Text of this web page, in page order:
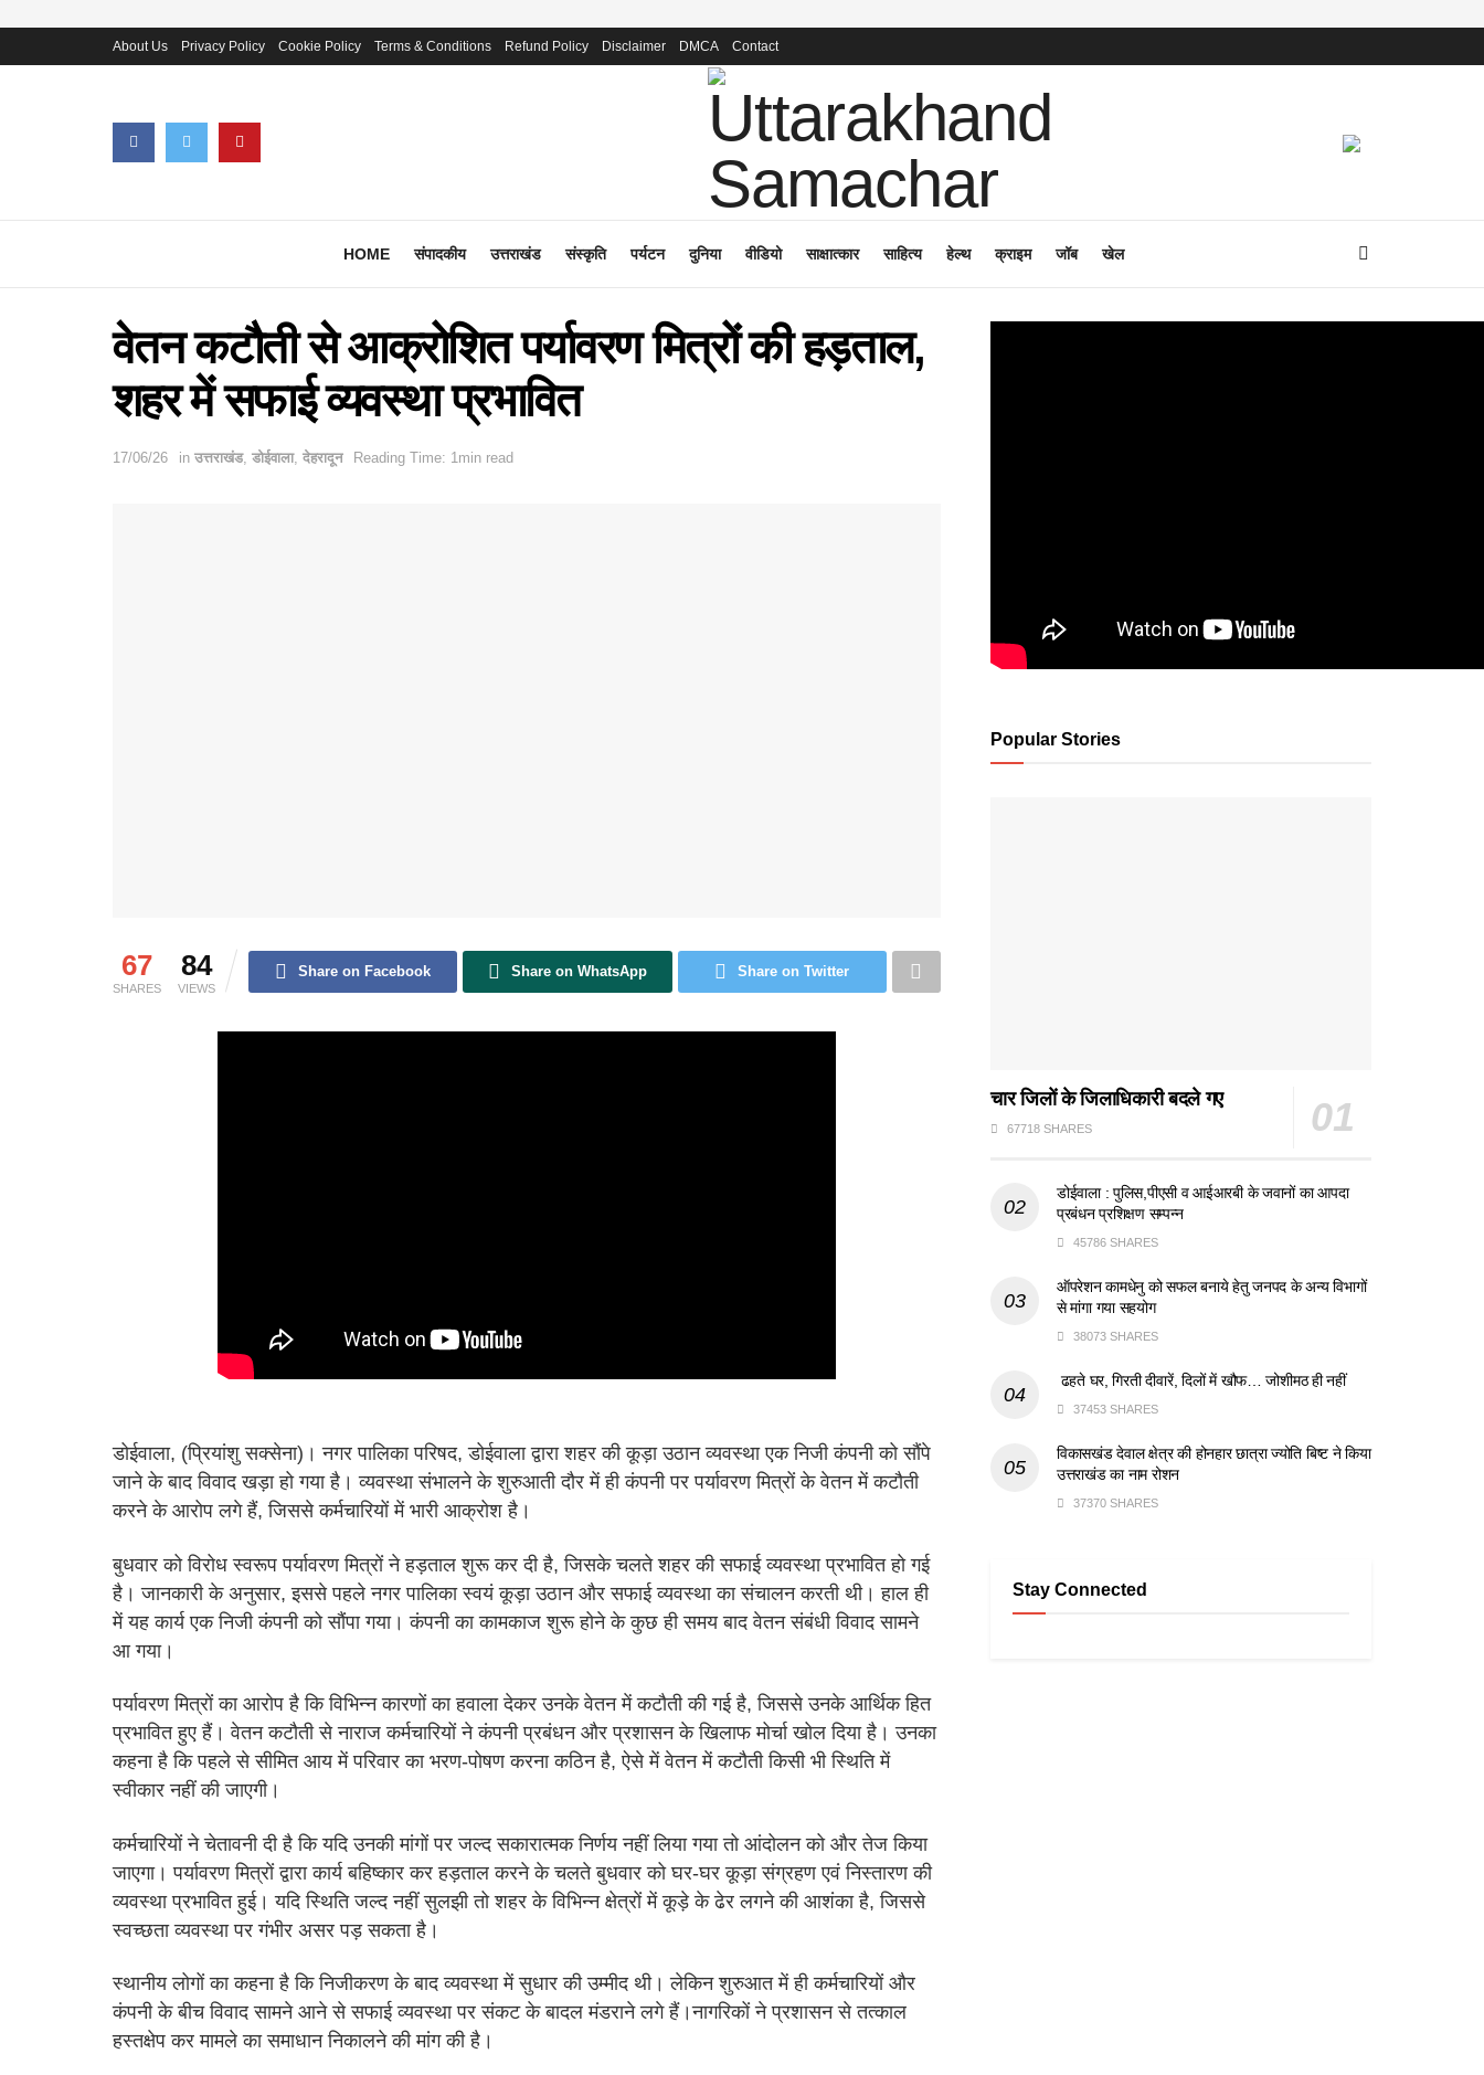
About Us Privacy Policy Cookie Policy Terms & Conditions Refund Policy Disclaimer DMCA Contact
HOME संपादकीय उत्तराखंड संस्कृति पर्यटन दुनिया वीडियो साक्षात्कार साहित्य हेल्थ क्राइम जॉब खेल
वेतन कटौती से आक्रोशित पर्यावरण मित्रों की हड़ताल,
शहर में सफाई व्यवस्था प्रभावित
17/06/26 in उत्तराखंड, डोईवाला, देहरादून Reading Time: 1min read
67
SHARES
84
VIEWS
Share on Facebook Share on WhatsApp Share on Twitter
डोईवाला, (प्रियांशु सक्सेना)। नगर पालिका परिषद, डोईवाला द्वारा शहर की कूड़ा उठान व्यवस्था एक निजी कंपनी को सौंपे
जाने के बाद विवाद खड़ा हो गया है। व्यवस्था संभालने के शुरुआती दौर में ही कंपनी पर पर्यावरण मित्रों के वेतन में कटौती
करने के आरोप लगे हैं, जिससे कर्मचारियों में भारी आक्रोश है।
बुधवार को विरोध स्वरूप पर्यावरण मित्रों ने हड़ताल शुरू कर दी है, जिसके चलते शहर की सफाई व्यवस्था प्रभावित हो गई
है। जानकारी के अनुसार, इससे पहले नगर पालिका स्वयं कूड़ा उठान और सफाई व्यवस्था का संचालन करती थी। हाल ही
में यह कार्य एक निजी कंपनी को सौंपा गया। कंपनी का कामकाज शुरू होने के कुछ ही समय बाद वेतन संबंधी विवाद सामने
आ गया।
पर्यावरण मित्रों का आरोप है कि विभिन्न कारणों का हवाला देकर उनके वेतन में कटौती की गई है, जिससे उनके आर्थिक हित
प्रभावित हुए हैं। वेतन कटौती से नाराज कर्मचारियों ने कंपनी प्रबंधन और प्रशासन के खिलाफ मोर्चा खोल दिया है। उनका
कहना है कि पहले से सीमित आय में परिवार का भरण-पोषण करना कठिन है, ऐसे में वेतन में कटौती किसी भी स्थिति में
स्वीकार नहीं की जाएगी।
कर्मचारियों ने चेतावनी दी है कि यदि उनकी मांगों पर जल्द सकारात्मक निर्णय नहीं लिया गया तो आंदोलन को और तेज किया
जाएगा। पर्यावरण मित्रों द्वारा कार्य बहिष्कार कर हड़ताल करने के चलते बुधवार को घर-घर कूड़ा संग्रहण एवं निस्तारण की
व्यवस्था प्रभावित हुई। यदि स्थिति जल्द नहीं सुलझी तो शहर के विभिन्न क्षेत्रों में कूड़े के ढेर लगने की आशंका है, जिससे
स्वच्छता व्यवस्था पर गंभीर असर पड़ सकता है।
स्थानीय लोगों का कहना है कि निजीकरण के बाद व्यवस्था में सुधार की उम्मीद थी। लेकिन शुरुआत में ही कर्मचारियों और
कंपनी के बीच विवाद सामने आने से सफाई व्यवस्था पर संकट के बादल मंडराने लगे हैं।नागरिकों ने प्रशासन से तत्काल
हस्तक्षेप कर मामले का समाधान निकालने की मांग की है।
Popular Stories
चार जिलों के जिलाधिकारी बदले गए
67718 SHARES
डोईवाला : पुलिस,पीएसी व आईआरबी के जवानों का आपदा
प्रबंधन प्रशिक्षण सम्पन्न
45786 SHARES
ऑपरेशन कामधेनु को सफल बनाये हेतु जनपद के अन्य विभागों
से मांगा गया सहयोग
38073 SHARES
ढहते घर, गिरती दीवारें, दिलों में खौफ… जोशीमठ ही नहीं
37453 SHARES
विकासखंड देवाल क्षेत्र की होनहार छात्रा ज्योति बिष्ट ने किया
उत्तराखंड का नाम रोशन
37370 SHARES
Stay Connected